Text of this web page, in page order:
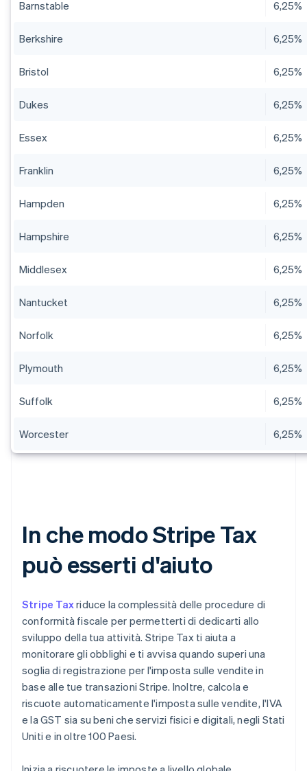
Barnstable 6,25%
Berkshire 6,25%
Bristol 6,25%
Dukes 6,25%
Essex 6,25%
Franklin 6,25%
Hampden 6,25%
Hampshire 6,25%
Middlesex 6,25%
Nantucket 6,25%
Norfolk 6,25%
Plymouth 6,25%
Suffolk 6,25%
Worcester 6,25%
In che modo Stripe Tax
può esserti d'aiuto
Stripe Taxriduce la complessità delle procedure di
conformità fiscale per permetterti di dedicarti allo
sviluppo della tua attività. Stripe Tax ti aiuta a
monitorare gli obblighi e ti avvisa quando superi una
soglia di registrazione per l'imposta sulle vendite in
base alle tue transazioni Stripe. Inoltre, calcola e
riscuote automaticamente l'imposta sulle vendite, l'IVA
e la GST sia su beni che servizi fisici e digitali, negli Stati
Uniti e in oltre 100 Paesi.